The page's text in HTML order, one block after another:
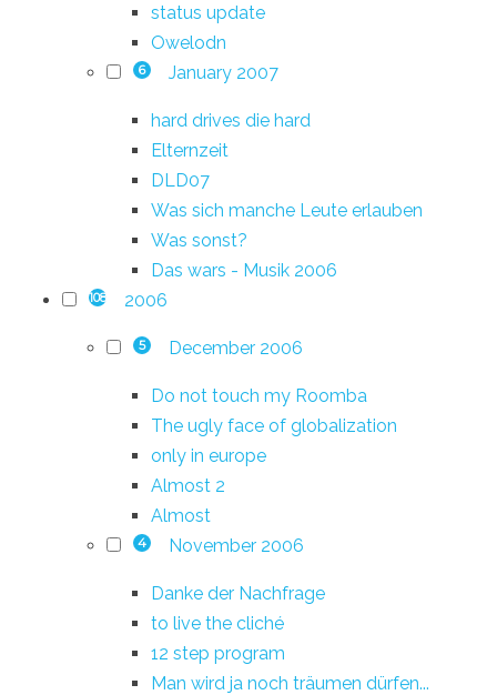
status update
Owelodn
6 January 2007
hard drives die hard
Elternzeit
DLD07
Was sich manche Leute erlauben
Was sonst?
Das wars - Musik 2006
108 2006
5 December 2006
Do not touch my Roomba
The ugly face of globalization
only in europe
Almost 2
Almost
4 November 2006
Danke der Nachfrage
to live the cliché
12 step program
Man wird ja noch träumen dürfen...